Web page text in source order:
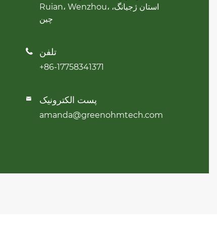
Ruian، Wenzhou، استان ژجیانگ،
چین
 تلفن
+86-17758341371
 پست الکترونیک
amanda@greenohmtech.com